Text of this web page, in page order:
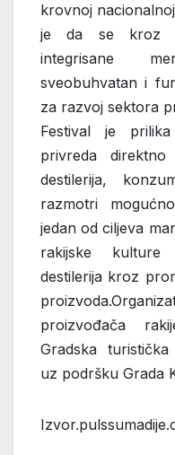
krovnoj
je da se kroz
integrisane
sveobuhvatan i
za razvoj sektora
Festival je prilika
privreda
destilerija,
razmotri
jedan od ciljeva
rakijske
destilerija kroz
proizvođača
Gradska turistička
uz podršku Grada